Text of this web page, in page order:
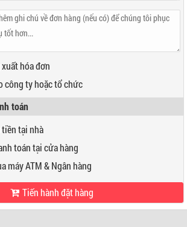
hóa đơn
công ty hoặc tổ chức
toán
tiền tại nhà
toán tại cửa hàng
Kỳ Tân Quý, P Tân Quý, Q Tân Phú, TPHCM
máy ATM & Ngân hàng
Tiến hành đặt hàng